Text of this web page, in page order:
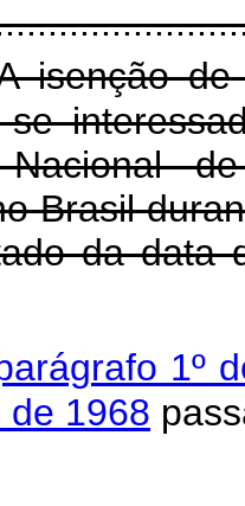
isenção
se
Nacional
Brasil
da data
1º
de 1968